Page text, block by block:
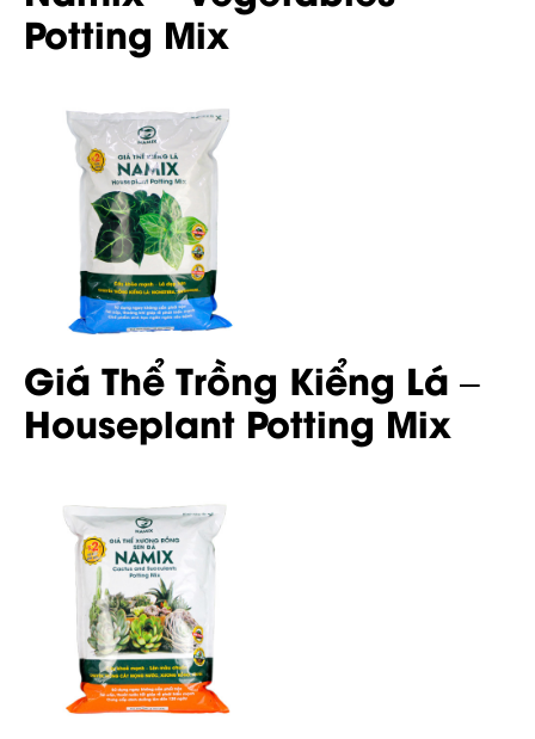
Potting Mix
Giá Thể Trồng Kiểng Lá –
Houseplant Potting Mix